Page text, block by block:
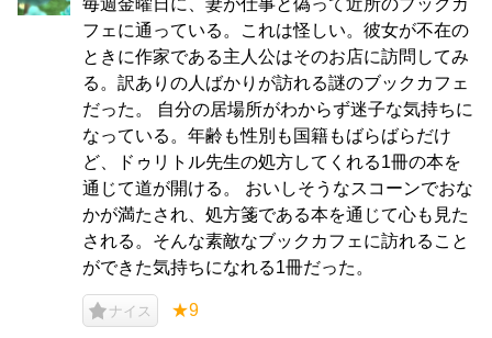
毎週金曜日に、妻が仕事と偽って近所のブックカ
フェに通っている。これは怪しい。彼女が不在の
ときに作家である主人公はそのお店に訪問してみ
る。訳ありの人ばかりが訪れる謎のブックカフェ
だった。 自分の居場所がわからず迷子な気持ちに
なっている。年齢も性別も国籍もばらばらだけ
ど、ドゥリトル先生の処方してくれる1冊の本を
通じて道が開ける。 おいしそうなスコーンでおな
かが満たされ、処方箋である本を通じて心も見た
される。そんな素敵なブックカフェに訪れること
ができた気持ちになれる1冊だった。
ナイス ★9